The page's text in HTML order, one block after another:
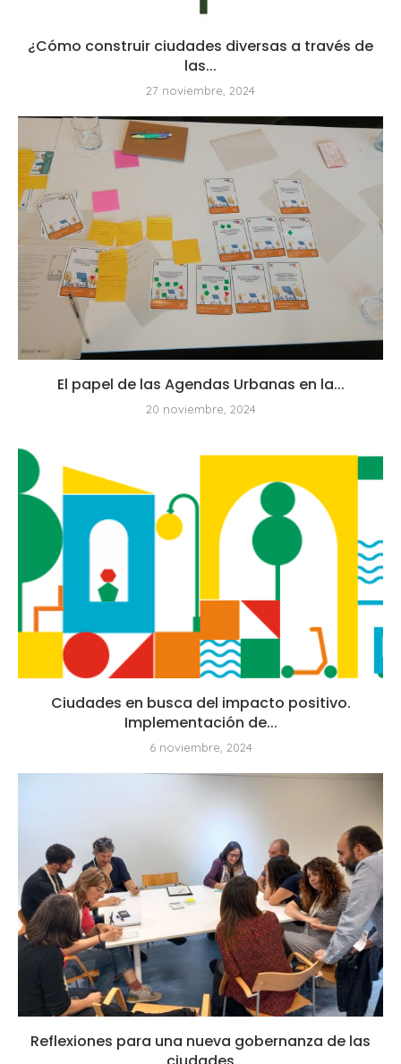
¿Cómo construir ciudades diversas a través de
las...
27 noviembre, 2024
El papel de las Agendas Urbanas en la...
20 noviembre, 2024
Ciudades en busca del impacto positivo.
Implementación de...
6 noviembre, 2024
Reflexiones para una nueva gobernanza de las